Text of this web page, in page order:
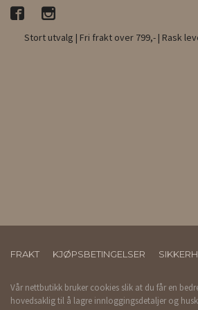
Stort utvalg | Fri frakt over 799,- | Rask
FRAKT KJØPSBETINGELSER
Vår nettbutikk bruker cookies slik at du får en
hovedsaklig til å lagre innloggingsdetaljer og